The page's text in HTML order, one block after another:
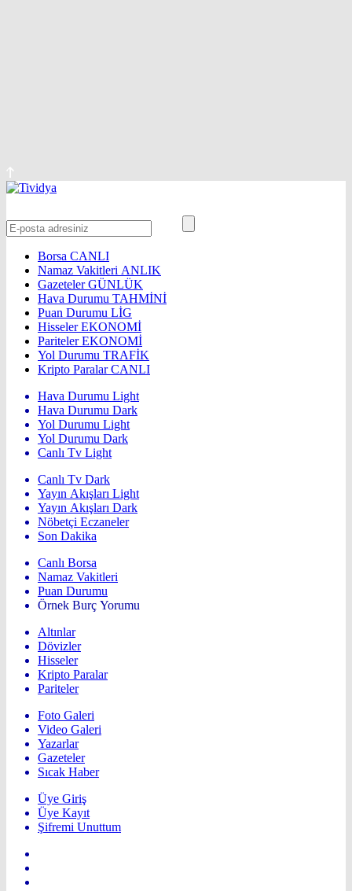
Borsa CANLI
Namaz Vakitleri ANLIK
GazetelerGÜNLÜK
Hava Durumu TAHMİNİ
Puan Durumu LİG
HisselerEKONOMİ
ParitelerEKONOMİ
Yol Durumu TRAFİK
Kripto ParalarCANLI
Hava Durumu Light
Hava Durumu Dark
Yol Durumu Light
Yol Durumu Dark
Canlı Tv Light
Canlı Tv Dark
Yayın Akışları Light
Yayın Akışları Dark
Nöbetçi Eczaneler
Son Dakika
Canlı Borsa
Namaz Vakitleri
Puan Durumu
Örnek Burç Yorumu
Altınlar
Dövizler
Hisseler
Kripto Paralar
Pariteler
Foto Galeri
Video Galeri
Yazarlar
Gazeteler
Sıcak Haber
Üye Giriş
Üye Kayıt
Şifremi Unuttum